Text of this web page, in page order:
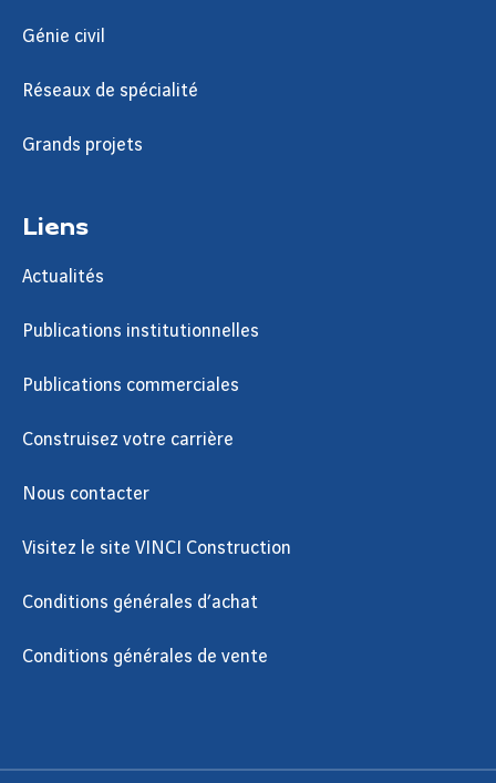
Génie civil
Réseaux de spécialité
Grands projets
Liens
Actualités
Publications institutionnelles
Publications commerciales
Construisez votre carrière
Nous contacter
Visitez le site VINCI Construction
Conditions générales d’achat
Conditions générales de vente